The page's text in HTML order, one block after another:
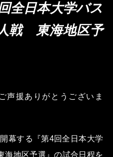
CONTACT
全日本大学バス
戦 東海地区予
声援ありがとうございま
幕する『第4回全日本大学
地区予選』の試合日程を